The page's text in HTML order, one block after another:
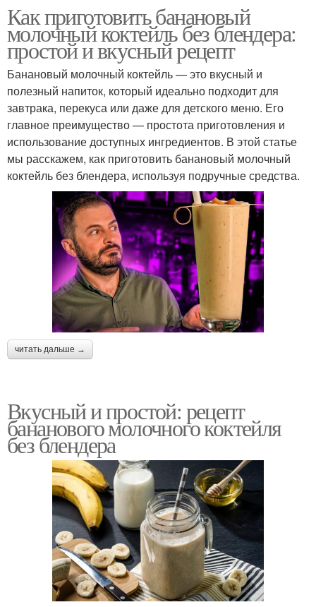
Как приготовить банановый
молочный коктейль без блендера:
простой и вкусный рецепт
Банановый молочный коктейль — это вкусный и
полезный напиток, который идеально подходит для
завтрака, перекуса или даже для детского меню. Его
главное преимущество — простота приготовления и
использование доступных ингредиентов. В этой статье
мы расскажем, как приготовить банановый молочный
коктейль без блендера, используя подручные средства.
читать дальше →
Вкусный и простой: рецепт
бананового молочного коктейля
без блендера